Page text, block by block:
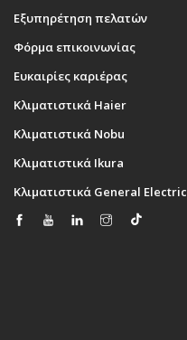
Εξυπηρέτηση πελατών
Φόρμα επικοινωνίας
Ευκαιρίες καριέρας
Κλιματιστικά Haier
Κλιματιστικά Nobu
Κλιματιστικά Ikura
Κλιματιστικά General Electric